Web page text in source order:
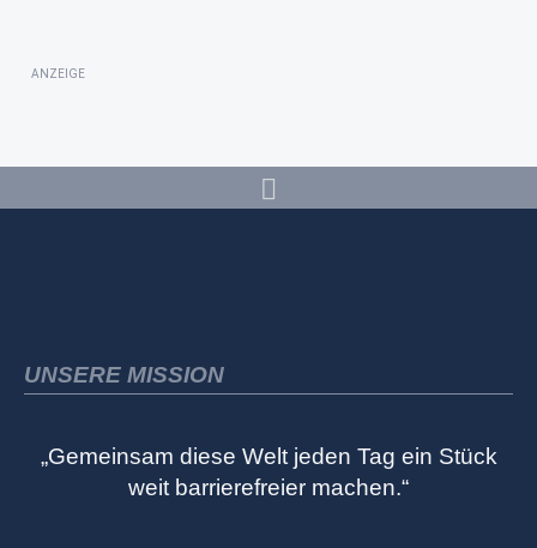
ANZEIGE
UNSERE MISSION
„Gemeinsam diese Welt jeden Tag ein Stück
weit barrierefreier machen.“